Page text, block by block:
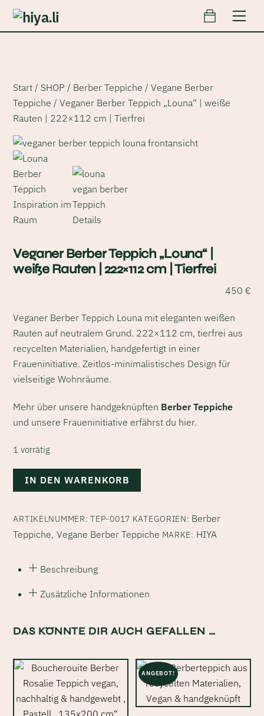
Skip
Cart
Start / SHOP / Berber Teppiche /Vegane Berber
Teppiche / Veganer Berber Teppich „Louna“ | weiße
Rauten | 222×112 cm | Tierfrei
Veganer Berber Teppich „Louna“ |
weiße Rauten | 222×112 cm | Tierfrei
450 €
Veganer Berber Teppich Louna mit eleganten weißen
Rauten auf neutralem Grund. 222×112 cm, tierfrei aus
recycelten Materialien, handgefertigt in einer
Fraueninitiative. Zeitlos-minimalistisches Design für
vielseitige Wohnräume.
Mehr über unsere handgeknüpften Berber Teppiche
und unsere Fraueninitiative erfährst du hier.
1 vorrätig
Veganer
Berber
„Louna“
|
Rauten
222x112
|
Menge
IN DEN WARENKORB
ARTIKELNUMMER:TEP-0017 KATEGORIEN: Berber
Teppiche, Vegane Berber Teppiche MARKE: HIYA
Beschreibung
Zusätzliche Informationen
DAS KÖNNTE DIR AUCH GEFALLEN …
ANGEBOT!